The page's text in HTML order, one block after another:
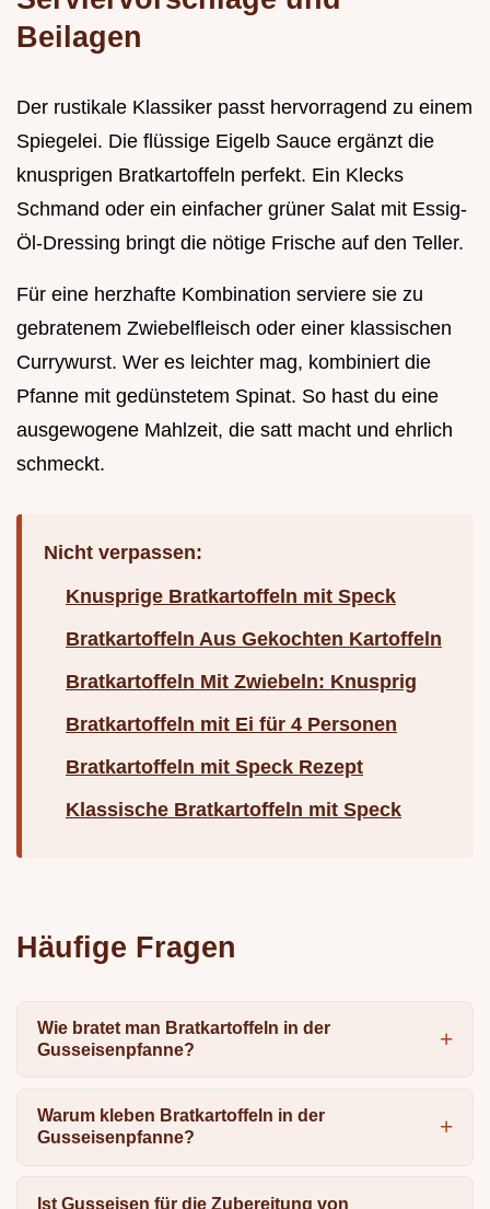
Beilagen
Der rustikale Klassiker passt hervorragend zu einem
Spiegelei. Die flüssige Eigelb Sauce ergänzt die
knusprigen Bratkartoffeln perfekt. Ein Klecks
Schmand oder ein einfacher grüner Salat mit Essig-
Öl-Dressing bringt die nötige Frische auf den Teller.
Für eine herzhafte Kombination serviere sie zu
gebratenem Zwiebelfleisch oder einer klassischen
Currywurst. Wer es leichter mag, kombiniert die
Pfanne mit gedünstetem Spinat. So hast du eine
ausgewogene Mahlzeit, die satt macht und ehrlich
schmeckt.
Nicht verpassen:
Knusprige Bratkartoffeln mit Speck
Bratkartoffeln Aus Gekochten Kartoffeln
Bratkartoffeln Mit Zwiebeln: Knusprig
Bratkartoffeln mit Ei für 4 Personen
Bratkartoffeln mit Speck Rezept
Klassische Bratkartoffeln mit Speck
Häufige Fragen
Wie bratet man Bratkartoffeln in der
Gusseisenpfanne?
Warum kleben Bratkartoffeln in der
Gusseisenpfanne?
Ist Gusseisen für die Zubereitung von